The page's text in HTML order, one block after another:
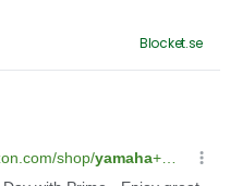
Blocket.se